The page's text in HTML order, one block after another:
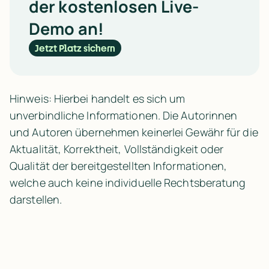
der kostenlosen Live-
Demo an!
Jetzt Platz sichern
Hinweis: Hierbei handelt es sich um
unverbindliche Informationen. Die Autorinnen
und Autoren übernehmen keinerlei Gewähr für die
Aktualität, Korrektheit, Vollständigkeit oder
Qualität der bereitgestellten Informationen,
welche auch keine individuelle Rechtsberatung
darstellen.